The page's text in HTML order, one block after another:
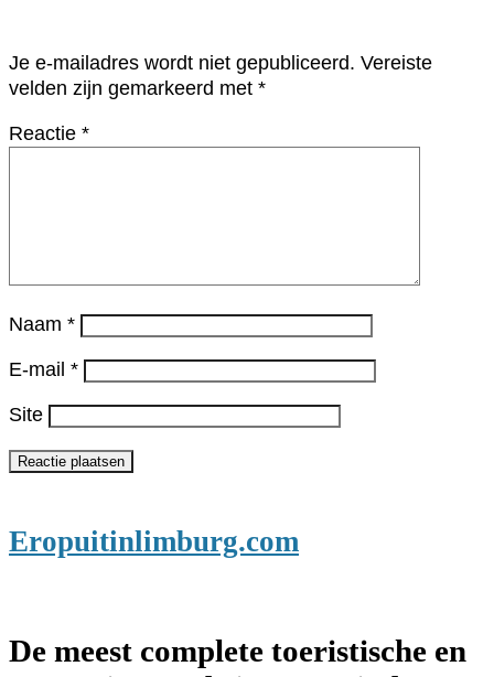
Je e-mailadres wordt niet gepubliceerd. Vereiste
velden zijn gemarkeerd met *
Reactie *
Naam *
E-mail *
Site
Eropuitinlimburg.com
De meest complete toeristische en